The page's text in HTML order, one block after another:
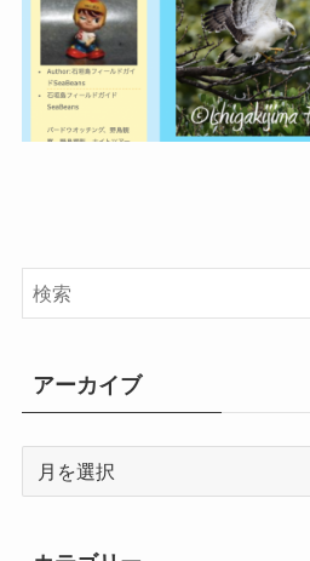
アーカイブ